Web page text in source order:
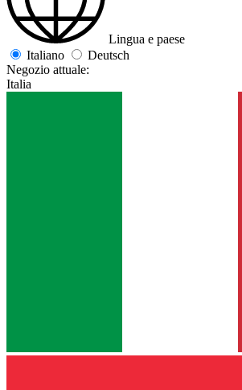
Lingua e paese
Italiano
Deutsch
Negozio attuale:
Italia